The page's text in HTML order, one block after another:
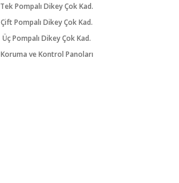
Tek Pompalı Dikey Çok Kad.
Çift Pompalı Dikey Çok Kad.
Üç Pompalı Dikey Çok Kad.
Koruma ve Kontrol Panoları